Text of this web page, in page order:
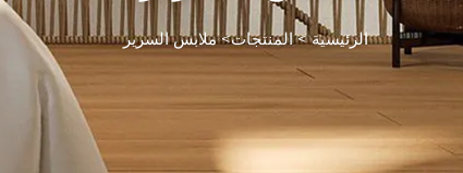
الرئيسية > المنتجات>ملابس السرير